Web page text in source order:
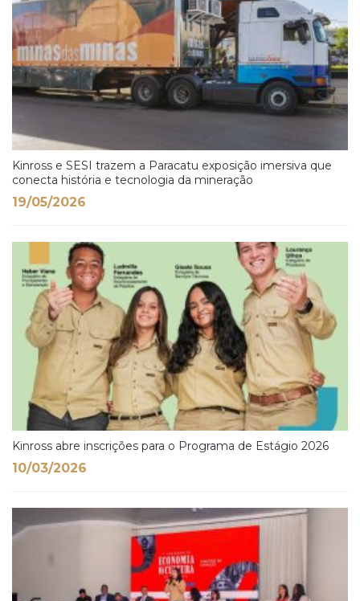
Kinross e SESI trazem a Paracatu exposição imersiva que
conecta história e tecnologia da mineração
19/05/2026
Kinross abre inscrições para o Programa de Estágio 2026
10/03/2026